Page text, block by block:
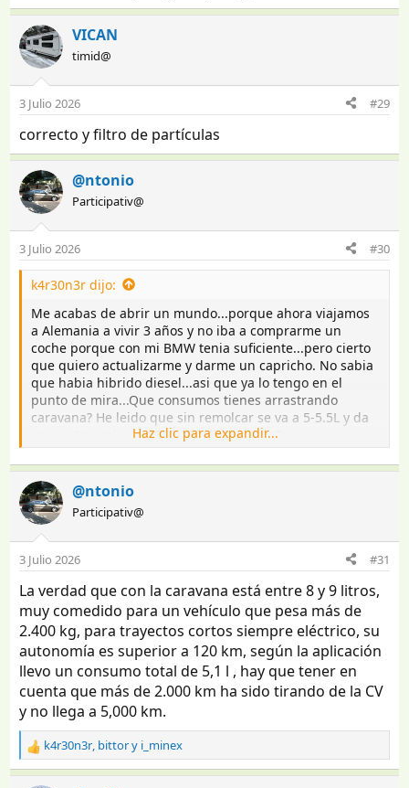
VICAN
timid@
3 Julio 2026 #29
correcto y filtro de partículas
@ntonio
Participativ@
3 Julio 2026 #30
k4r30n3r dijo:
Me acabas de abrir un mundo...porque ahora viajamos
a Alemania a vivir 3 años y no iba a comprarme un
coche porque con mi BMW tenia suficiente...pero cierto
que quiero actualizarme y darme un capricho. No sabia
que habia hibrido diesel...asi que ya lo tengo en el
punto de mira...Que consumos tienes arrastrando
caravana? He leido que sin remolcar se va a 5-5.5L y da
una autonomia de 1200 1300kms, cierto?
Haz clic para expandir...
@ntonio
Participativ@
3 Julio 2026 #31
La verdad que con la caravana está entre 8 y 9 litros,
muy comedido para un vehículo que pesa más de
2.400 kg, para trayectos cortos siempre eléctrico, su
autonomía es superior a 120 km, según la aplicación
llevo un consumo total de 5,1 l , hay que tener en
cuenta que más de 2.000 km ha sido tirando de la CV
y no llega a 5,000 km.
R
e
a
k4r30n3r, bittory i_minex